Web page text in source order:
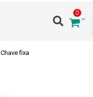
0
Chave fixa